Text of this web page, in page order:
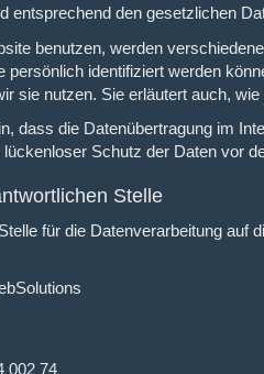
entsprechend den gesetzlichen
benutzen, werden
persönlich identifiziert werden
sie nutzen. Sie erläutert auch,
dass die Datenübertragung im
Schutz der Daten vor
Stelle
für die Datenverarbeitung auf
002 74